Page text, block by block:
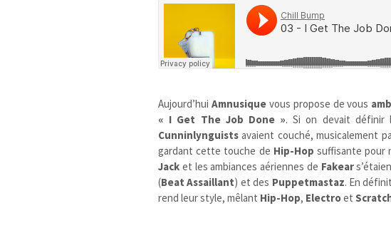
Aujourd’hui Amnusiquevous propose de vous
« I Get The Job Done ». Si on devait définir
Cunninlynguists avaient couché, musicalement
gardant cette touche de Hip-Hop suffisante pour
Jack et les ambiances aériennes de Fakear
(Beat Assaillant) et des Puppetmastaz. En
rend leur style, mêlant Hip-Hop, Electroet